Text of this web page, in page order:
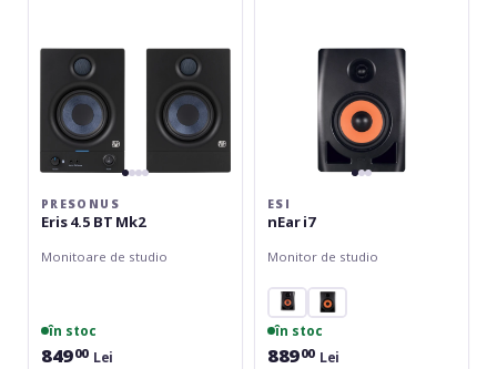
PRESONUS
Eris 4.5 BT Mk2
Monitoare de studio
în stoc
84900 Lei
ESI
nEar i7
Monitor de studio
în stoc
88900 Lei